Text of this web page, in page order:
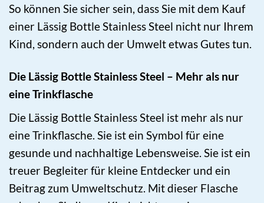
So können Sie sicher sein, dass Sie mit dem Kauf
einer Lässig Bottle Stainless Steel nicht nur Ihrem
Kind, sondern auch der Umwelt etwas Gutes tun.
Die Lässig Bottle Stainless Steel – Mehr als nur
eine Trinkflasche
Die Lässig Bottle Stainless Steel ist mehr als nur
eine Trinkflasche. Sie ist ein Symbol für eine
gesunde und nachhaltige Lebensweise. Sie ist ein
treuer Begleiter für kleine Entdecker und ein
Beitrag zum Umweltschutz. Mit dieser Flasche